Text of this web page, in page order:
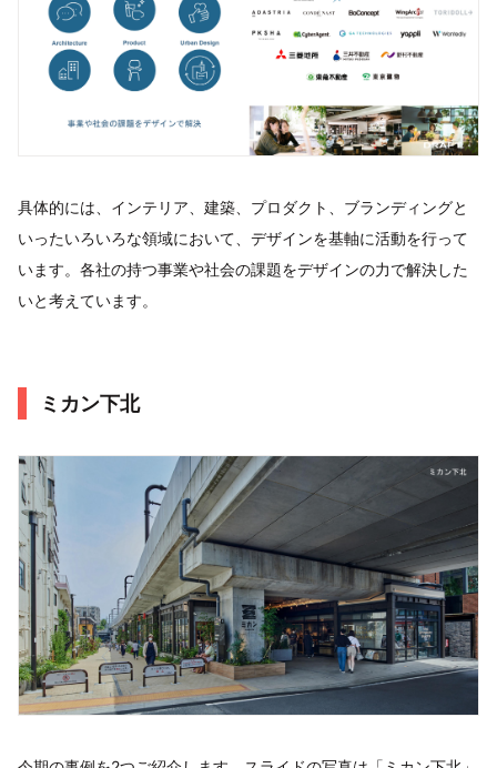
具体的には、インテリア、建築、プロダクト、ブランディングと
いったいろいろな領域において、デザインを基軸に活動を行って
います。各社の持つ事業や社会の課題をデザインの力で解決した
いと考えています。
ミカン下北